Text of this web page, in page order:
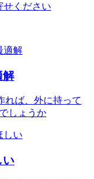
解
れば、外に持って
しょうか
い